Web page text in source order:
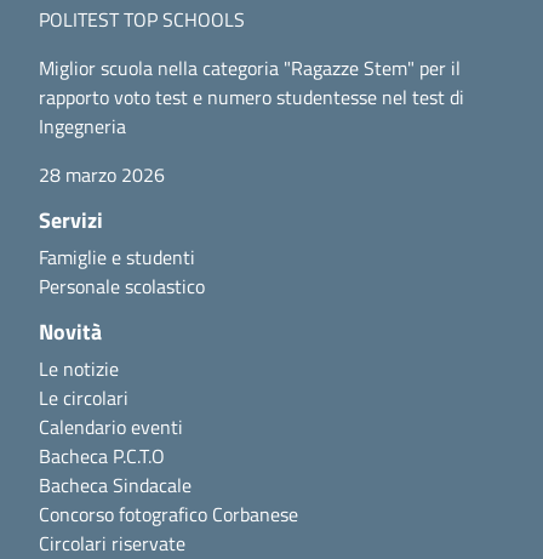
POLITEST TOP SCHOOLS
Miglior scuola nella categoria "Ragazze Stem" per il
rapporto voto test e numero studentesse nel test di
Ingegneria
28 marzo 2026
Servizi
Famiglie e studenti
Personale scolastico
Novità
Le notizie
Le circolari
Calendario eventi
Bacheca P.C.T.O
Bacheca Sindacale
Concorso fotografico Corbanese
Circolari riservate